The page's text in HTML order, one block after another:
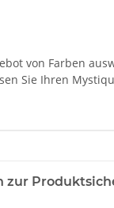
von Farben
Sie Ihren
zur